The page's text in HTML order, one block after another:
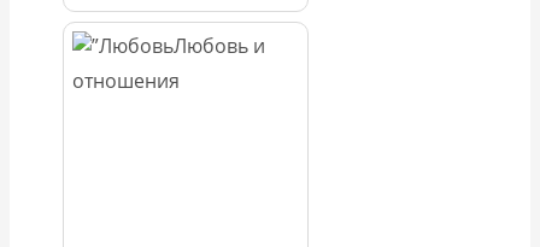
Любовь и
отношения